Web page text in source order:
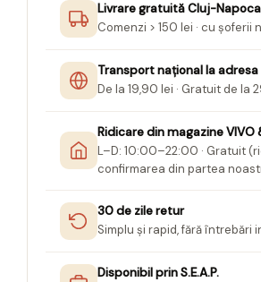
Livrare gratuită Cluj-Napoca
Comenzi > 150 lei · cu șoferii
Transport național la adresa
De la 19,90 lei · Gratuit de la
Ridicare din magazine VIVO
L–D: 10:00–22:00 · Gratuit
confirmarea din partea
30 de zile retur
Simplu și rapid, fără întrebări
Disponibil prin S.E.A.P.